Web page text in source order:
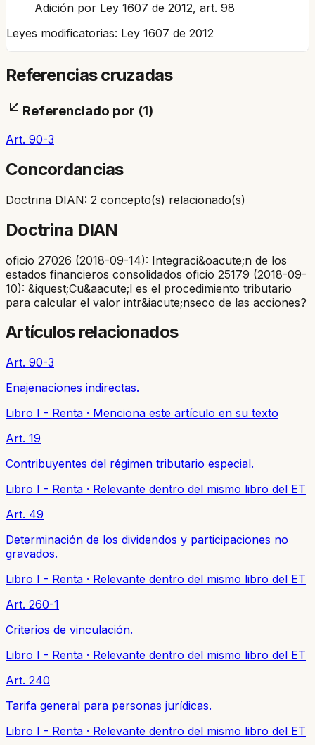
Adición por Ley 1607 de 2012, art. 98
Leyes modificatorias: Ley 1607 de 2012
Referencias cruzadas
Referenciado por (1)
Art. 90-3
Concordancias
Doctrina DIAN: 2 concepto(s) relacionado(s)
Doctrina DIAN
oficio 27026 (2018-09-14): Integraci&oacute;n de los
estados financieros consolidados oficio 25179 (2018-09-
10): &iquest;Cu&aacute;l es el procedimiento tributario
para calcular el valor intr&iacute;nseco de las acciones?
Artículos relacionados
Art. 90-3
Enajenaciones indirectas.
Libro I - Renta · Menciona este artículo en su texto
Art. 19
Contribuyentes del régimen tributario especial.
Libro I - Renta · Relevante dentro del mismo libro del ET
Art. 49
Determinación de los dividendos y participaciones no
gravados.
Libro I - Renta · Relevante dentro del mismo libro del ET
Art. 260-1
Criterios de vinculación.
Libro I - Renta · Relevante dentro del mismo libro del ET
Art. 240
Tarifa general para personas jurídicas.
Libro I - Renta · Relevante dentro del mismo libro del ET